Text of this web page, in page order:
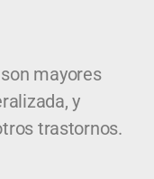
mayores
y
trastornos.